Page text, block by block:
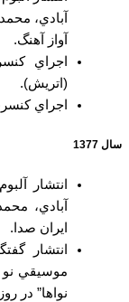
آبادي،
آواز آهنگ.
اجراي
(اتريش).
اجراي
سال 1377
انتشار
آبادي،
ايران صدا.
انتشار
موسيقي نو
نواها” در